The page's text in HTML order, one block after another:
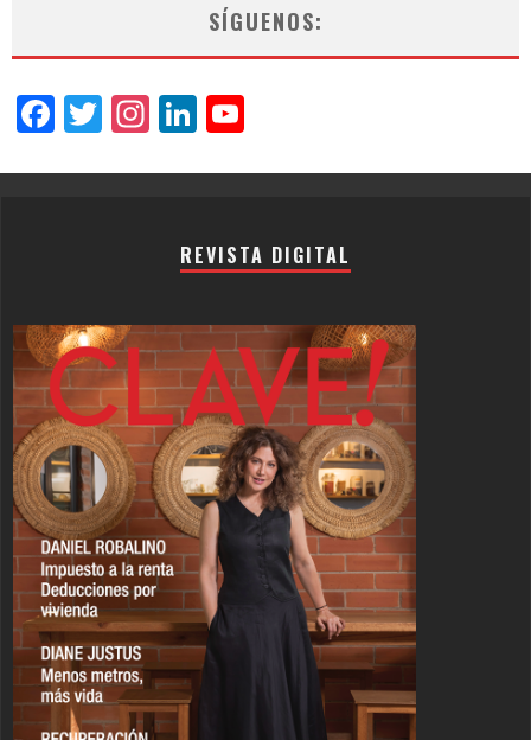
SÍGUENOS:
Facebook
Twitter
Instagram
LinkedIn
REVISTA DIGITAL